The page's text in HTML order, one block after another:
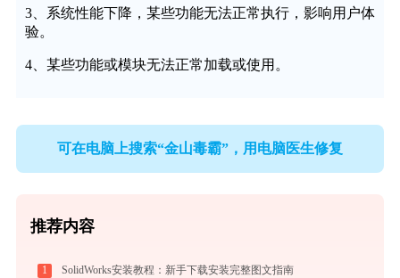
3、系统性能下降，某些功能无法正常执行，影响用户体
验。
4、某些功能或模块无法正常加载或使用。
可在电脑上搜索“金山毒霸”，用电脑医生修复
推荐内容
1 SolidWorks安装教程：新手下载安装完整图文指南